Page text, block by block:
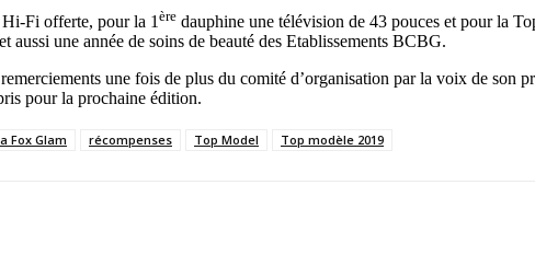
Fi offerte, pour la 1 ère dauphine une télévision de 43 pouces et pour la
aussi une année de soins de beauté des Etablissements BCBG.
une fois de plus du comité d’organisation par la voix de
pour la prochaine édition.
Fox Glam récompenses Top Model Top modèle 2019